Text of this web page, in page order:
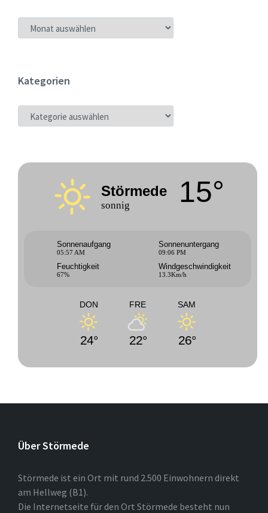
ARCHIV
Kategorien
KATEGORIEN
Störmede
sonnig 15°
Sonnenaufgang
05:57 AM
Sonnenuntergang
09:06 PM
Feuchtigkeit
67%
Windgeschwindigkeit
13.3Km/h
DON
24°
FRE
22°
SAM
26°
Über Störmede
Störmede ist ein Ort mit rund 2.500 Einwohnern direkt
am Hellweg (B1).
Die Internetseite für den Ort Störmede besteht nun